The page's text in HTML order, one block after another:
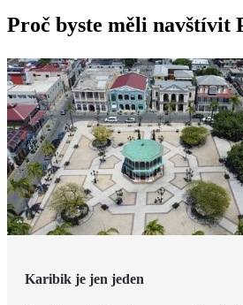
Proč byste měli navštívit
Karibik je jen jeden